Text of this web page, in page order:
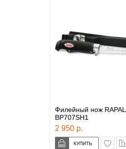
Филейный нож
BP707SH1
2 950 р.
в